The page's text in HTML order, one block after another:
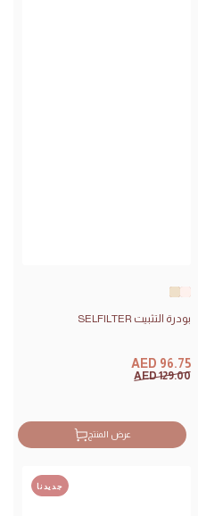
Pink
Translucent
بودرة التثبيت SELFILTER
السعر
AED 96.75
سعر
AED 129.00
عرض المنتج
جديدنا